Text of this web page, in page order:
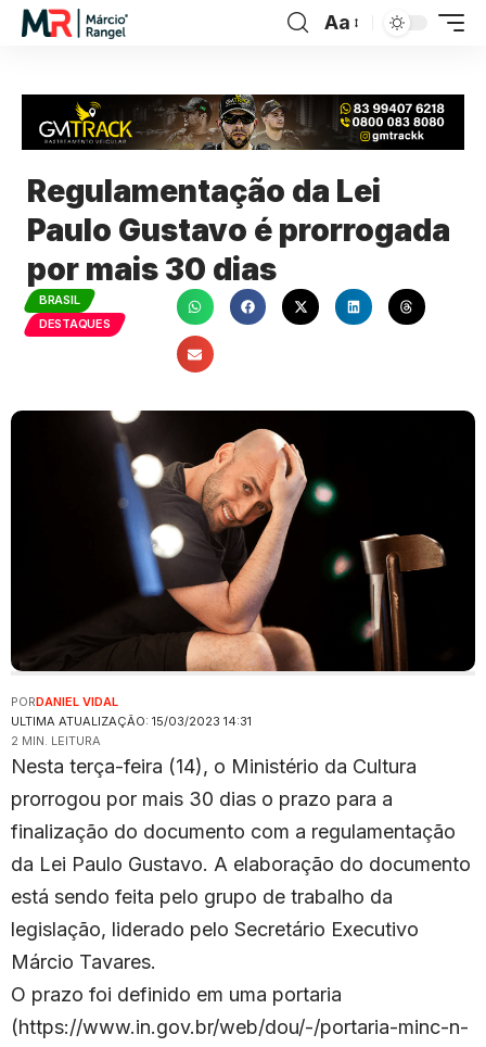
Aa
Regulamentação da Lei
Paulo Gustavo é prorrogada
por mais 30 dias
BRASIL
DESTAQUES
ULTIMA ATUALIZAÇÃO: 15/03/2023 14:31
PORDANIEL VIDAL
2 MIN. LEITURA
Nesta terça-feira (14), o Ministério da Cultura
prorrogou por mais 30 dias o prazo para a
finalização do documento com a regulamentação
da Lei Paulo Gustavo. A elaboração do documento
está sendo feita pelo grupo de trabalho da
legislação, liderado pelo Secretário Executivo
Márcio Tavares.
O prazo foi definido em uma portaria
(https://www.in.gov.br/web/dou/-/portaria-minc-n-